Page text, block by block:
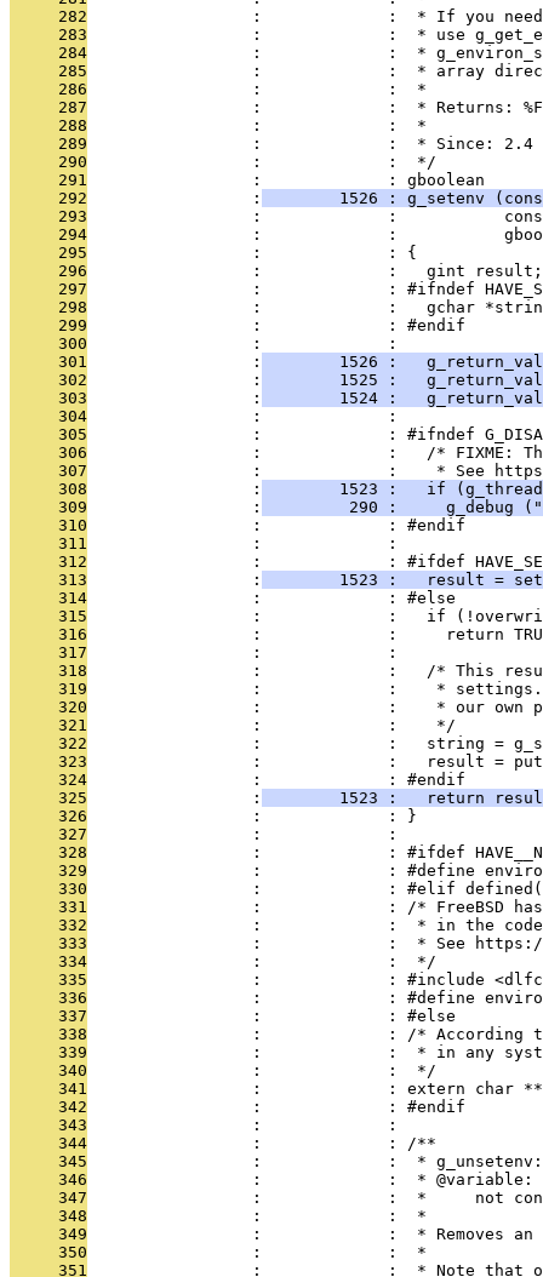
     282
:             :  * If you
     283
:             :  * use
     284
:             :  *
     285
:             :  * array
     286
                 :             :  *
     287
:             :  * Returns:
     288
                 :             :  *
     289
                 :             :  * Since: 2.4
     290
                 :             :  */
     291
                 :             : gboolean
     292
                 :
1526 : g_setenv
     293
:             :
     294
:             :
     295
                 :             : {
     296
                 :             :   gint result;
     297
:             : #ifndef
     298
:             :   gchar
     299
                 :             : #endif
     300
                 :             :
     301
                 :
1526 :
     302
                 :
1525 :
     303
                 :
1524 :
     304
                 :             :
     305
:             : #ifndef
     306
:             :   /* FIXME:
     307
:             :    * See
     308
                 :
1523 :   if
     309
                 :
290 :     g_debug
     310
                 :             : #endif
     311
                 :             :
     312
:             : #ifdef
     313
                 :
1523 :   result =
     314
                 :             : #else
     315
:             :   if
     316
:             :     return
     317
                 :             :
     318
:             :   /* This
     319
:             :    *
     320
:             :    * our own
     321
                 :             :    */
     322
:             :   string =
     323
:             :   result =
     324
                 :             : #endif
     325
                 :
1523 :   return
     326
                 :             : }
     327
                 :             :
     328
:             : #ifdef
     329
:             : #define
     330
:             : #elif
     331
:             : /* FreeBSD
     332
:             :  * in the
     333
:             :  * See
     334
                 :             :  */
     335
:             : #include
     336
:             : #define
     337
                 :             : #else
     338
:             : /* According
     339
:             :  * in any
     340
                 :             :  */
     341
:             : extern char
     342
                 :             : #endif
     343
                 :             :
     344
                 :             : /**
     345
                 :             :  * g_unsetenv:
     346
:             :  *
     347
:             :  *     not
     348
                 :             :  *
     349
:             :  * Removes
     350
                 :             :  *
     351
:             :  * Note that